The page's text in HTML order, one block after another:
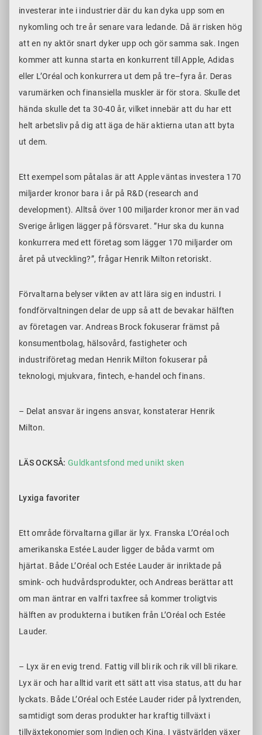
investerar inte i industrier där du kan dyka upp som en
nykomling och tre år senare vara ledande. Då är risken hög
att en ny aktör snart dyker upp och gör samma sak. Ingen
kommer att kunna starta en konkurrent till Apple, Adidas
eller L’Oréal och konkurrera ut dem på tre–fyra år. Deras
varumärken och finansiella muskler är för stora. Skulle det
hända skulle det ta 30-40 år, vilket innebär att du har ett
helt arbetsliv på dig att äga de här aktierna utan att byta
ut dem.
Ett exempel som påtalas är att Apple väntas investera 170
miljarder kronor bara i år på R&D (research and
development). Alltså över 100 miljarder kronor mer än vad
Sverige årligen lägger på försvaret. ”Hur ska du kunna
konkurrera med ett företag som lägger 170 miljarder om
året på utveckling?”, frågar Henrik Milton retoriskt.
Förvaltarna belyser vikten av att lära sig en industri. I
fondförvaltningen delar de upp så att de bevakar hälften
av företagen var. Andreas Brock fokuserar främst på
konsumentbolag, hälsovård, fastigheter och
industriföretag medan Henrik Milton fokuserar på
teknologi, mjukvara, fintech, e-handel och finans.
– Delat ansvar är ingens ansvar, konstaterar Henrik
Milton.
LÄS OCKSÅ: Guldkantsfond med unikt sken
Lyxiga favoriter
Ett område förvaltarna gillar är lyx. Franska L’Oréal och
amerikanska Estée Lauder ligger de båda varmt om
hjärtat. Både L’Oréal och Estée Lauder är inriktade på
smink- och hudvårdsprodukter, och Andreas berättar att
om man äntrar en valfri taxfree så kommer troligtvis
hälften av produkterna i butiken från L’Oréal och Estée
Lauder.
– Lyx är en evig trend. Fattig vill bli rik och rik vill bli rikare.
Lyx är och har alltid varit ett sätt att visa status, att du har
lyckats. Både L’Oréal och Estée Lauder rider på lyxtrenden,
samtidigt som deras produkter har kraftig tillväxt i
tillväxtekonomier som Indien och Kina. I västvärlden växer